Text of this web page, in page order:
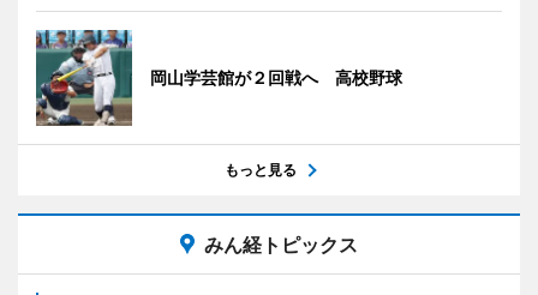
岡山学芸館が２回戦へ 高校野球
もっと見る
みん経トピックス